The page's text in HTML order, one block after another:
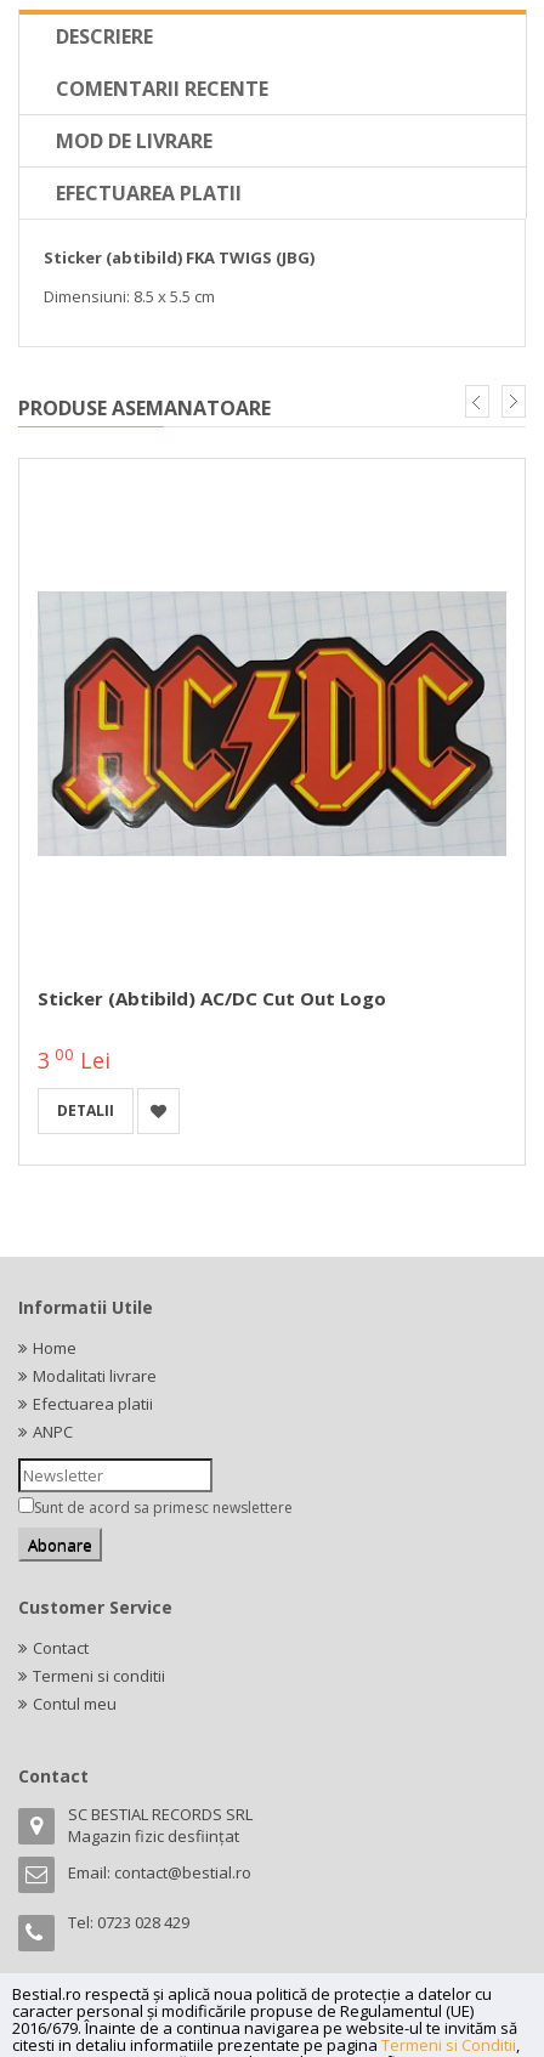
DESCRIERE
COMENTARII RECENTE
MOD DE LIVRARE
EFECTUAREA PLATII
Sticker (abtibild) FKA TWIGS (JBG)
Dimensiuni: 8.5 x 5.5 cm
PRODUSE ASEMANATOARE
Sticker (abtibild) AC/DC Cut Out Logo
3 00 Lei
DETALII
Bestial.ro respectă și aplică noua politică de protecție a datelor cu
caracter personal și modificările propuse de Regulamentul (UE)
2016/679. Înainte de a continua navigarea pe website-ul te invităm să
citesti in detaliu informatiile prezentate pe pagina Termeni si Conditii,
Informatii Utile
Home
Modalitati livrare
Efectuarea platii
ANPC
Sunt de acord sa primesc newslettere
Customer Service
Contact
Termeni si conditii
Contul meu
Contact
SC BESTIAL RECORDS SRL
Magazin fizic desființat
Email: contact@bestial.ro
Tel: 0723 028 429
Copyright (C) 2026bestial.ro -All rights reserved.
SC BESTIAL RECORDS SRL, Nr. R.C.: J35/345/2005, C.U.I.: RO17197870,